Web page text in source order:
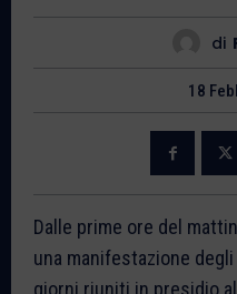
di
18
Dalle prime ore del
una manifestazione